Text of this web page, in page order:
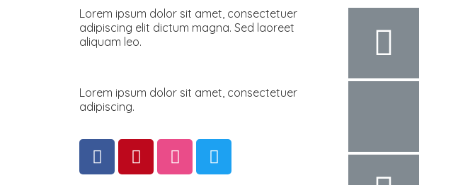
Lorem ipsum dolor sit amet, consectetuer
adipiscing elit dictum magna. Sed laoreet
aliquam leo.
Lorem ipsum dolor sit amet, consectetuer
adipiscing.